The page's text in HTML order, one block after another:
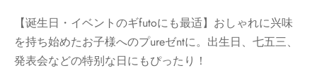
【诞生日・イベントのギfutoにも最适】おしゃれに兴味
を持ち始めたお子様へのプureゼntに。出生日、七五三、
発表会などの特别な日にもぴったり！